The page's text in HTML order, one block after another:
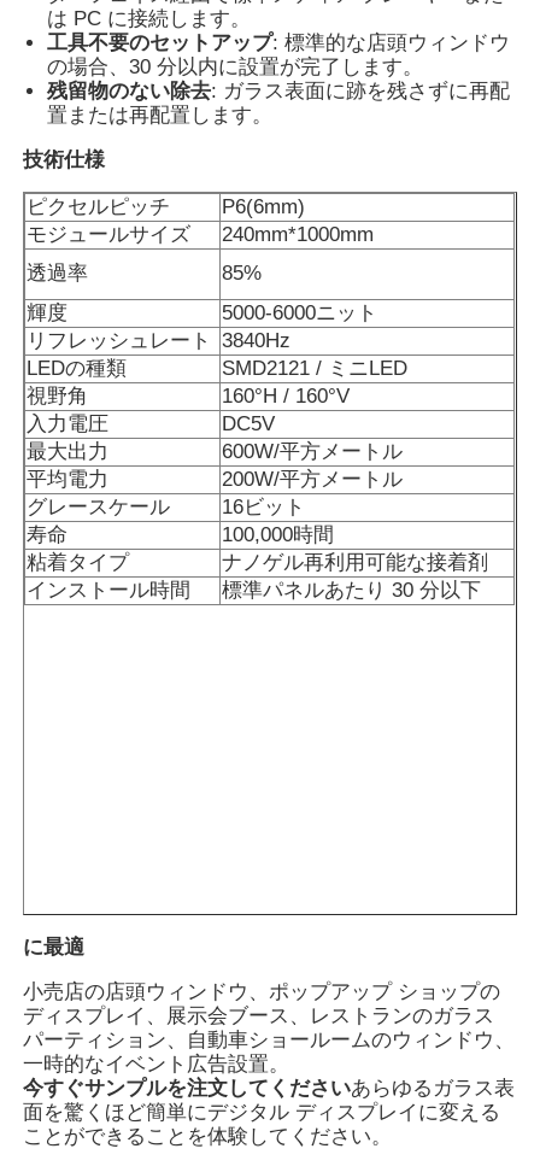
LEDメッシュディスプレイ
透明なLEDディスプレイ
ホログラフィックLEDスクリーン
LEDグリルスクリーン
透明な表示画面
は PC に接続します。
工具不要のセットアップ: 標準的な店頭ウィンドウ
の場合、30 分以内に設置が完了します。
残留物のない除去: ガラス表面に跡を残さずに再配
置または再配置します。
技術仕様
ピクセルピッチ
P6(6mm)
モジュールサイズ
240mm*1000mm
透過率
85%
輝度
5000-6000ニット
リフレッシュレート
3840Hz
LEDの種類
SMD2121 / ミニLED
視野角
160°H / 160°V
入力電圧
DC5V
最大出力
600W/平方メートル
平均電力
200W/平方メートル
グレースケール
16ビット
寿命
100,000時間
粘着タイプ
ナノゲル再利用可能な接着剤
インストール時間
標準パネルあたり 30 分以下
に最適
小売店の店頭ウィンドウ、ポップアップ ショップの
ディスプレイ、展示会ブース、レストランのガラス
パーティション、自動車ショールームのウィンドウ、
一時的なイベント広告設置。
今すぐサンプルを注文してくださいあらゆるガラス表
面を驚くほど簡単にデジタル ディスプレイに変える
ことができることを体験してください。